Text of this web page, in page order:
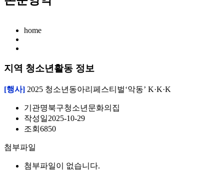
home
지역 청소년활동 정보
[행사] 2025 청소년동아리페스티벌‘악동’ K·K·K
기관명북구청소년문화의집
작성일2025-10-29
조회 6850
첨부파일
첨부파일이 없습니다.